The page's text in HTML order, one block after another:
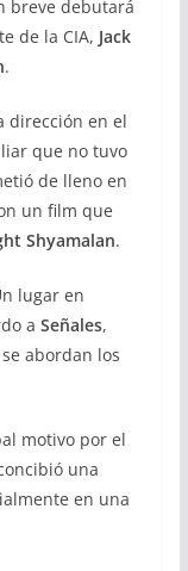
breve debutará
de la CIA, Jack
.
dirección en el
que no tuvo
de lleno en
un film que
Shyamalan.
lugar en
a Señales,
abordan los
motivo por el
una
en una